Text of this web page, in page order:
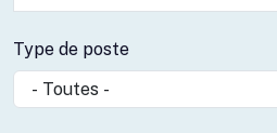
Type de poste